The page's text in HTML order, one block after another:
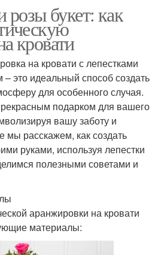
Использования для
кровати
Розы на фотографии
Букеты с розами
Розы для
романтического вечера
розы букет: как
кровати
на кровати с лепестками
– это идеальный способ создать
для особенного случая.
подарком для вашего
вашу заботу и
мы расскажем, как создать
руками, используя лепестки
полезными советами и
аранжировки на кровати
материалы: